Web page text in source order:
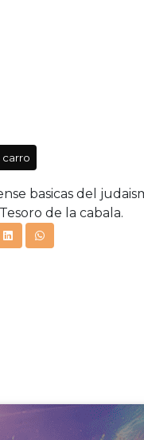
basicas del
de la cabala.